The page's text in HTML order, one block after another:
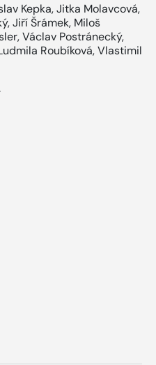
Kepka,Jitka Molavcová,
,Jiří Šrámek, Miloš
,Václav Postránecký,
Roubíková,Vlastimil